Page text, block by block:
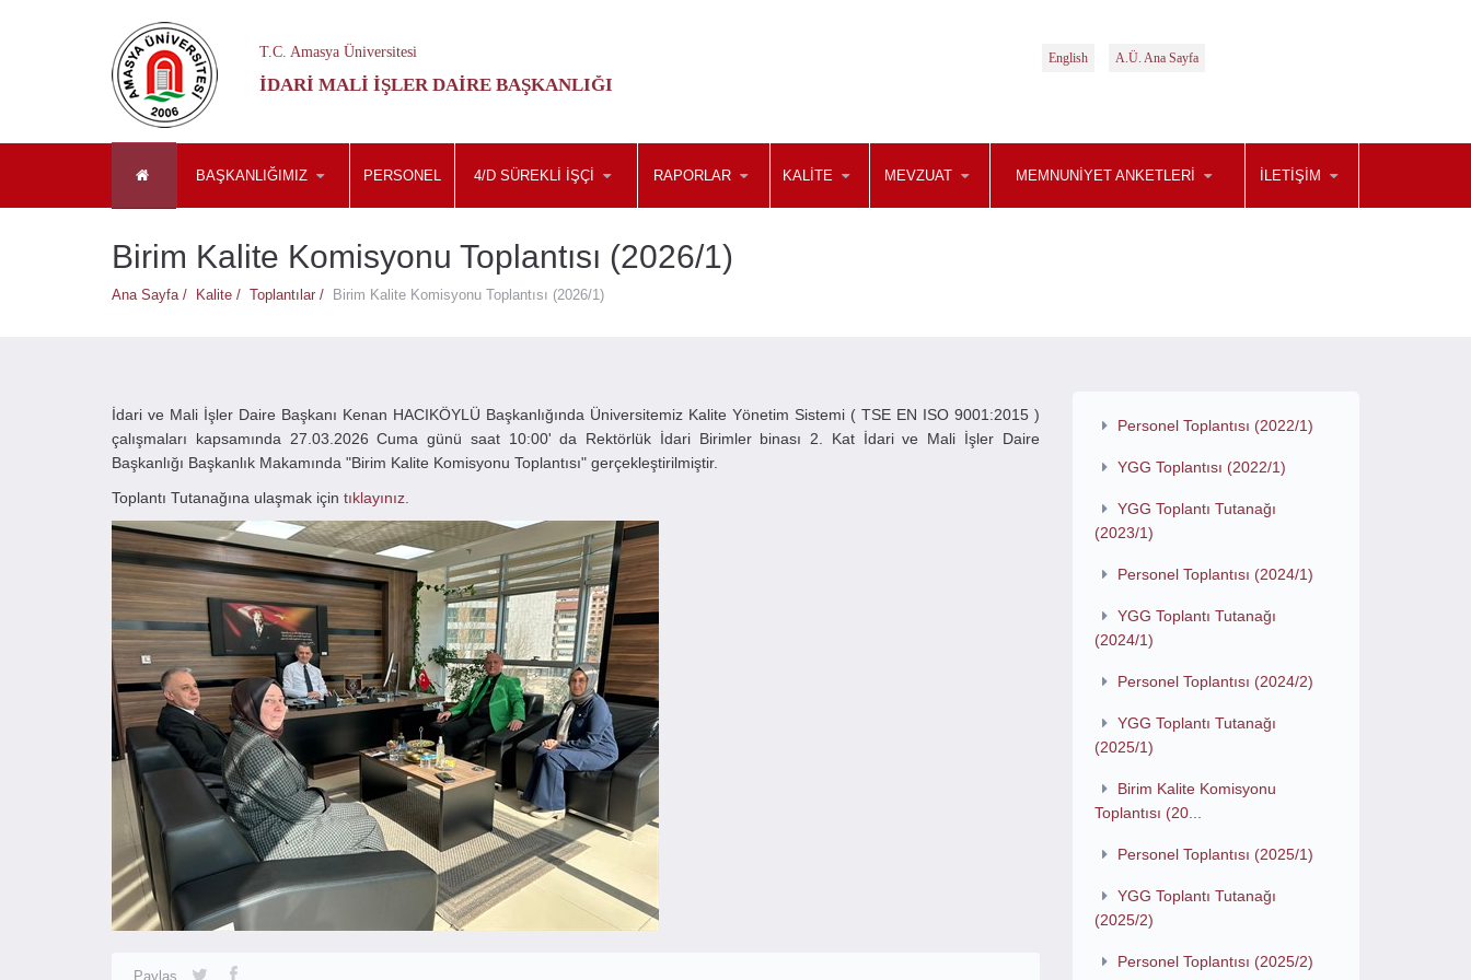
T.C. Amasya Üniversitesi
İDARI MALI İŞLER DAIRE BAŞKANLIĞI
English A.Ü. Ana Sayfa
BAŞKANLIĞIMIZ PERSONEL 4/D SÜREKLI İŞÇI RAPORLAR KALITE MEVZUAT MEMNUNİYET ANKETLERİ İLETIŞIM
Birim Kalite Komisyonu Toplantısı (2026/1)
Ana Sayfa / Kalite / Toplantılar / Birim Kalite Komisyonu Toplantısı (2026/1)
İdari ve Mali İşler Daire Başkanı Kenan HACIKÖYLÜ Başkanlığında Üniversitemiz Kalite Yönetim Sistemi ( TSE EN ISO 9001:2015 )
çalışmaları kapsamında 27.03.2026 Cuma günü saat 10:00' da Rektörlük İdari Birimler binası 2. Kat İdari ve Mali İşler Daire
Başkanlığı Başkanlık Makamında "Birim Kalite Komisyonu Toplantısı" gerçekleştirilmiştir.
Toplantı Tutanağına ulaşmak için tıklayınız.
Paylaş
Personel Toplantısı (2022/1)
YGG Toplantısı (2022/1)
YGG Toplantı Tutanağı
(2023/1)
Personel Toplantısı (2024/1)
YGG Toplantı Tutanağı
(2024/1)
Personel Toplantısı (2024/2)
YGG Toplantı Tutanağı
(2025/1)
Birim Kalite Komisyonu
Toplantısı (20...
Personel Toplantısı (2025/1)
YGG Toplantı Tutanağı
(2025/2)
Personel Toplantısı (2025/2)